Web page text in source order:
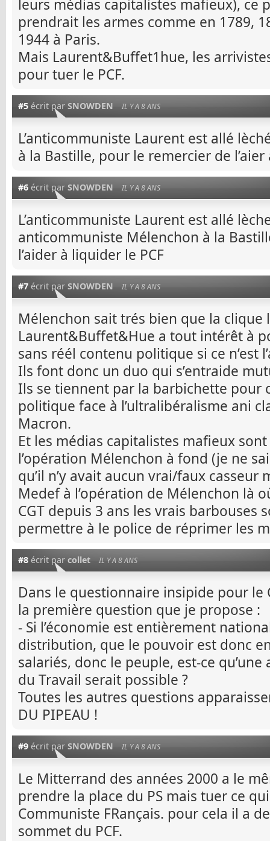
leurs médias capitalistes mafieux), ce
prendrait les armes comme en 1789,
1944 à Paris.
Mais Laurent&Buffet1hue, les
pour tuer le PCF.
#5 écrit par SNOWDEN IL Y A 8 ANS
L’anticommuniste Laurent est allé
à la Bastille, pour le remercier de l’aier
#6 écrit par SNOWDEN IL Y A 8 ANS
L’anticommuniste Laurent est allé
anticommuniste Mélenchon à la
l’aider à liquider le PCF
#7 écrit par SNOWDEN IL Y A 8 ANS
Mélenchon sait trés bien que la clique
Laurent&Buffet&Hue a tout intérêt à
sans réél contenu politique si ce n’est
Ils font donc un duo qui s’entraide
Ils se tiennent par la barbichette pour
politique face à l’ultralibéralisme ani
Macron.
Et les médias capitalistes mafieux
l’opération Mélenchon à fond (je ne
qu’il n’y avait aucun vrai/faux casseur
Medef à l’opération de Mélenchon là
CGT depuis 3 ans les vrais barbouses
permettre à le police de réprimer les
#8 écrit par collet IL Y A 8 ANS
Dans le questionnaire insipide pour le
la première question que je propose :
- Si l’économie est entièrement
distribution, que le pouvoir est donc
salariés, donc le peuple, est-ce
du Travail serait possible ?
Toutes les autres questions
DU PIPEAU !
#9 écrit par SNOWDEN IL Y A 8 ANS
Le Mitterrand des années 2000 a le
prendre la place du PS mais tuer ce
Communiste FRançais. pour cela il a
sommet du PCF.